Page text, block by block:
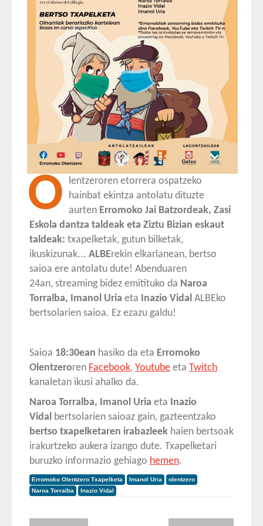
O
lentzeroren etorrera ospatzeko
hainbat ekintza antolatu dituzte
aurten Erromoko Jai Batzordeak, Zasi
Eskola dantza taldeak eta Ziztu Bizian eskaut
taldeak: txapelketak, gutun bilketak,
ikuskizunak... ALBErekin elkarlanean, bertso
saioa ere antolatu dute! Abenduaren
24an, streaming bidez emitituko da Naroa
Torralba, Imanol Uria eta Inazio Vidal ALBEko
bertsolarien saioa. Ez ezazu galdu!
Saioa 18:30ean hasiko da eta Erromoko
Olentzeroren Facebook, Youtube eta Twitch
kanaletan ikusi ahalko da.
Naroa Torralba, Imanol Uria eta Inazio
Vidal bertsolarien saioaz gain, gazteentzako
bertso txapelketaren irabazleek haien bertsoak
irakurtzeko aukera izango dute. Txapelketari
buruzko informazio gehiago hemen.
Erromoko Olentzero Txapelketa Imanol Uria
olentzero
Naroa Torralba
Inazio Vidal